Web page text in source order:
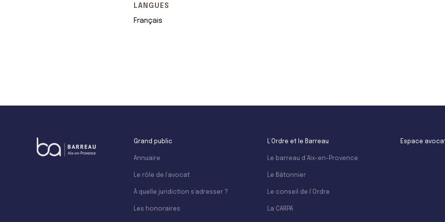
LANGUES
Français
Grand public
Annuaire
Le rôle de l’avocat
À quelle juridiction s’adresser ?
Les honoraires
L’Ordre et le Barreau
Le barreau d’Aix-en-Provence
Le Bâtonnier
Le conseil de l’Ordre
La CARPA
Espace